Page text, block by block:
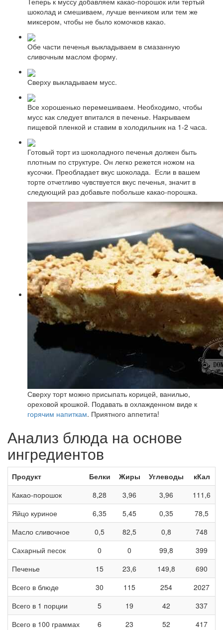
шоколад и смешиваем, лучше венчиком или тем же
миксером, чтобы не было комочков какао.
Обе части печенья выкладываем в смазанную
сливочным маслом форму.
Сверху выкладываем мусс.
Все хорошенько перемешиваем. Необходимо, чтобы
мусс как следует впитался в печенье. Накрываем
пищевой пленкой и ставим в холодильник на 1-2 часа.
Готовый торт из шоколадного печенья должен быть
плотным по структуре. Он легко режется ножом на
кусочки. Преобладает вкус шоколада. Если в вашем
торте отчетливо чувствуется вкус печенья, значит в
следующий раз добавьте побольше какао-порошка.
Сверху торт можно присыпать корицей, ванилью,
ореховой крошкой. Подавать в охлажденном виде к
горячим напиткам. Приятного аппетита!
Анализ блюда на основе
ингредиентов
Продукт Белки Жиры Углеводы
кКал
Какао-порошок
8,28 3,96 3,96
111,6
Яйцо куриное
6,35 5,45 0,35
78,5
Масло сливочное
0,5 82,5 0,8
748
Сахарный песок
0 0 99,8
399
Печенье
15 23,6 149,8
690
Всего в блюде
30 115 254
2027
Всего в 1 порции
5 19 42
337
Всего в 100 граммах
6 23 52 417